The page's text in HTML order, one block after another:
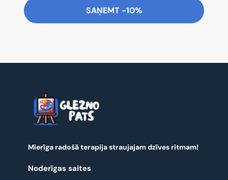
SAŅEMT -10%
Mierīga radošā terapija straujajam dzīves ritmam!
Noderīgas saites